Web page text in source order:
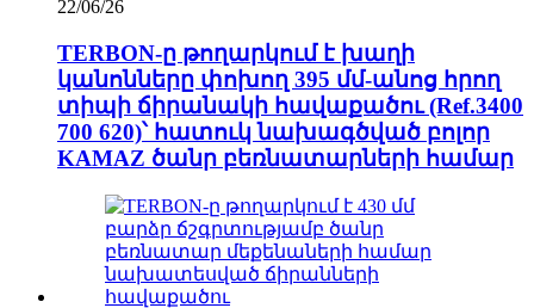
22/06/26
TERBON-ը թողարկում է խաղի
կանոնները փոխող 395 մմ-անոց հրող
տիպի ճիրանակի հավաքածու (Ref.3400
700 620)՝ հատուկ նախագծված բոլոր
KAMAZ ծանր բեռնատարների համար